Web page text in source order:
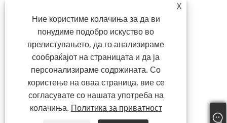
X
Ние користиме колачиња за да ви
понудиме подобро искуство во
прелистувањето, да го анализираме
сообраќајот на страницата и да ја
персонализираме содржината. Со
користење на оваа страница, вие се
согласувате со нашата употреба на
колачиња. Политика за приватност